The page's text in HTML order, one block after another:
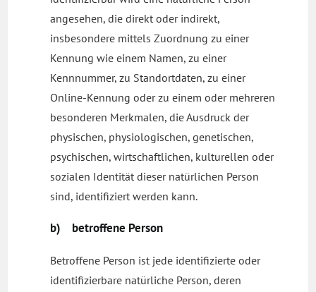
angesehen, die direkt oder indirekt,
insbesondere mittels Zuordnung zu einer
Kennung wie einem Namen, zu einer
Kennnummer, zu Standortdaten, zu einer
Online-Kennung oder zu einem oder mehreren
besonderen Merkmalen, die Ausdruck der
physischen, physiologischen, genetischen,
psychischen, wirtschaftlichen, kulturellen oder
sozialen Identität dieser natürlichen Person
sind, identifiziert werden kann.
b) betroffene Person
Betroffene Person ist jede identifizierte oder
identifizierbare natürliche Person, deren